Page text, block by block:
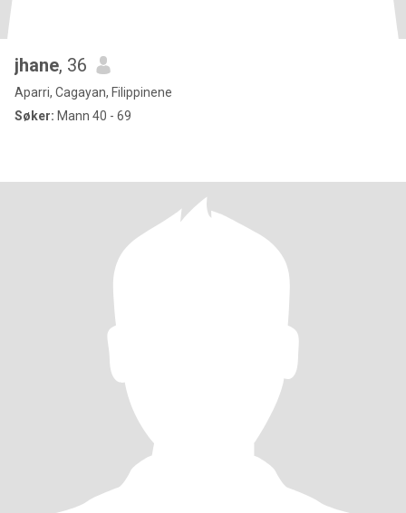
jhane, 36
Aparri, Cagayan, Filippinene
Søker: Mann 40 - 69